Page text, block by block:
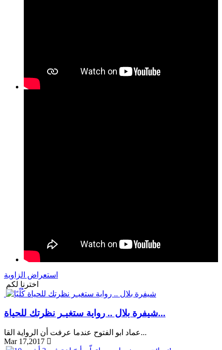
استعراض الزاوية
اخترنا لكم
شيفرة بلال .. رواية ستغيـر نظرتك للحياة...
عماد ابو الفتوح عندما عرفت أن الرواية القا...
Mar 17,2017